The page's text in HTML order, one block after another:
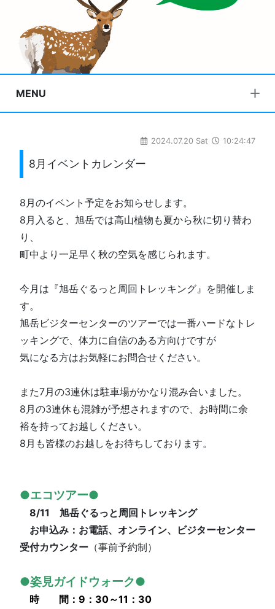
MENU
2024.07.20 Sat 10:24:47
8月イベントカレンダー
8月のイベント予定をお知らせします。
8月入ると、旭岳では高山植物も夏から秋に切り替わ
り、
町中より一足早く秋の空気を感じられます。
今月は『旭岳ぐるっと周回トレッキング』を開催しま
す。
旭岳ビジターセンターのツアーでは一番ハードなトレ
ッキングで、体力に自信のある方向けですが
気になる方はお気軽にお問合せください。
また7月の3連休は駐車場がかなり混み合いました。
8月の3連休も混雑が予想されますので、お時間に余
裕を持ってお越しください。
8月も皆様のお越しをお待ちしております。
●エコツアー●
8/11 旭岳ぐるっと周回トレッキング
お申込み： お電話、オンライン、ビジターセンター
受付カウンター （事前予約制）
●姿見ガイドウォーク●
時 間：9：30～11：30